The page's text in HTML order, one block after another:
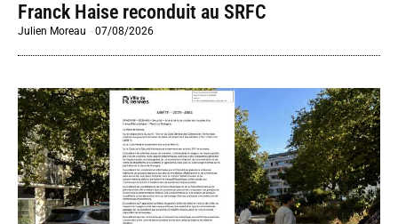
Franck Haise reconduit au SRFC
Julien Moreau -07/08/2026